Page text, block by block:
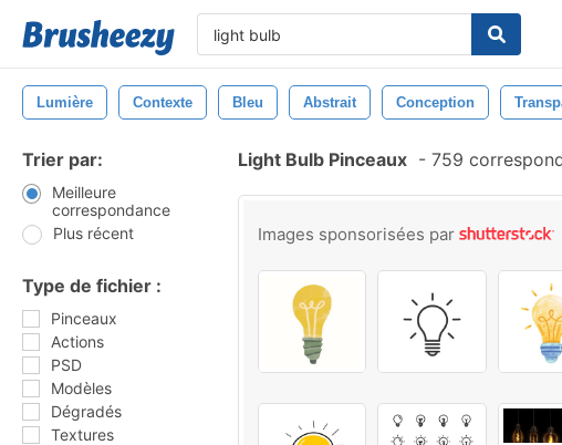
Lumière Contexte Bleu Abstrait Conception
Trier par:
Meilleure
correspondance
Plus récent
Type de fichier :
Pinceaux
Actions
PSD
Modèles
Dégradés
Textures
Light Bulb Pinceaux - 759
Images sponsorisées par